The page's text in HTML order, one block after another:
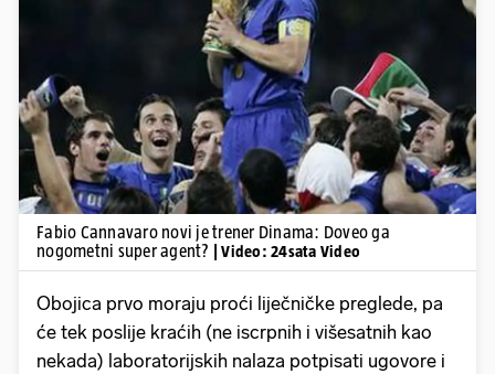
Pokretanje videa...
Fabio Cannavaro novi je trener Dinama: Doveo ga
nogometni super agent?
| Video: 24sata Video
Obojica prvo moraju proći liječničke preglede, pa
će tek poslije kraćih (ne iscrpnih i višesatnih kao
nekada) laboratorijskih nalaza potpisati ugovore i